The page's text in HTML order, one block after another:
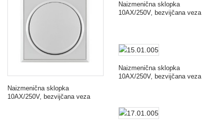
Naizmenična sklopka
10AX/250V, bezvijčana veza
Naizmenična sklopka
10AX/250V, bezvijčana veza
Naizmenična sklopka
10AX/250V, bezvijčana veza